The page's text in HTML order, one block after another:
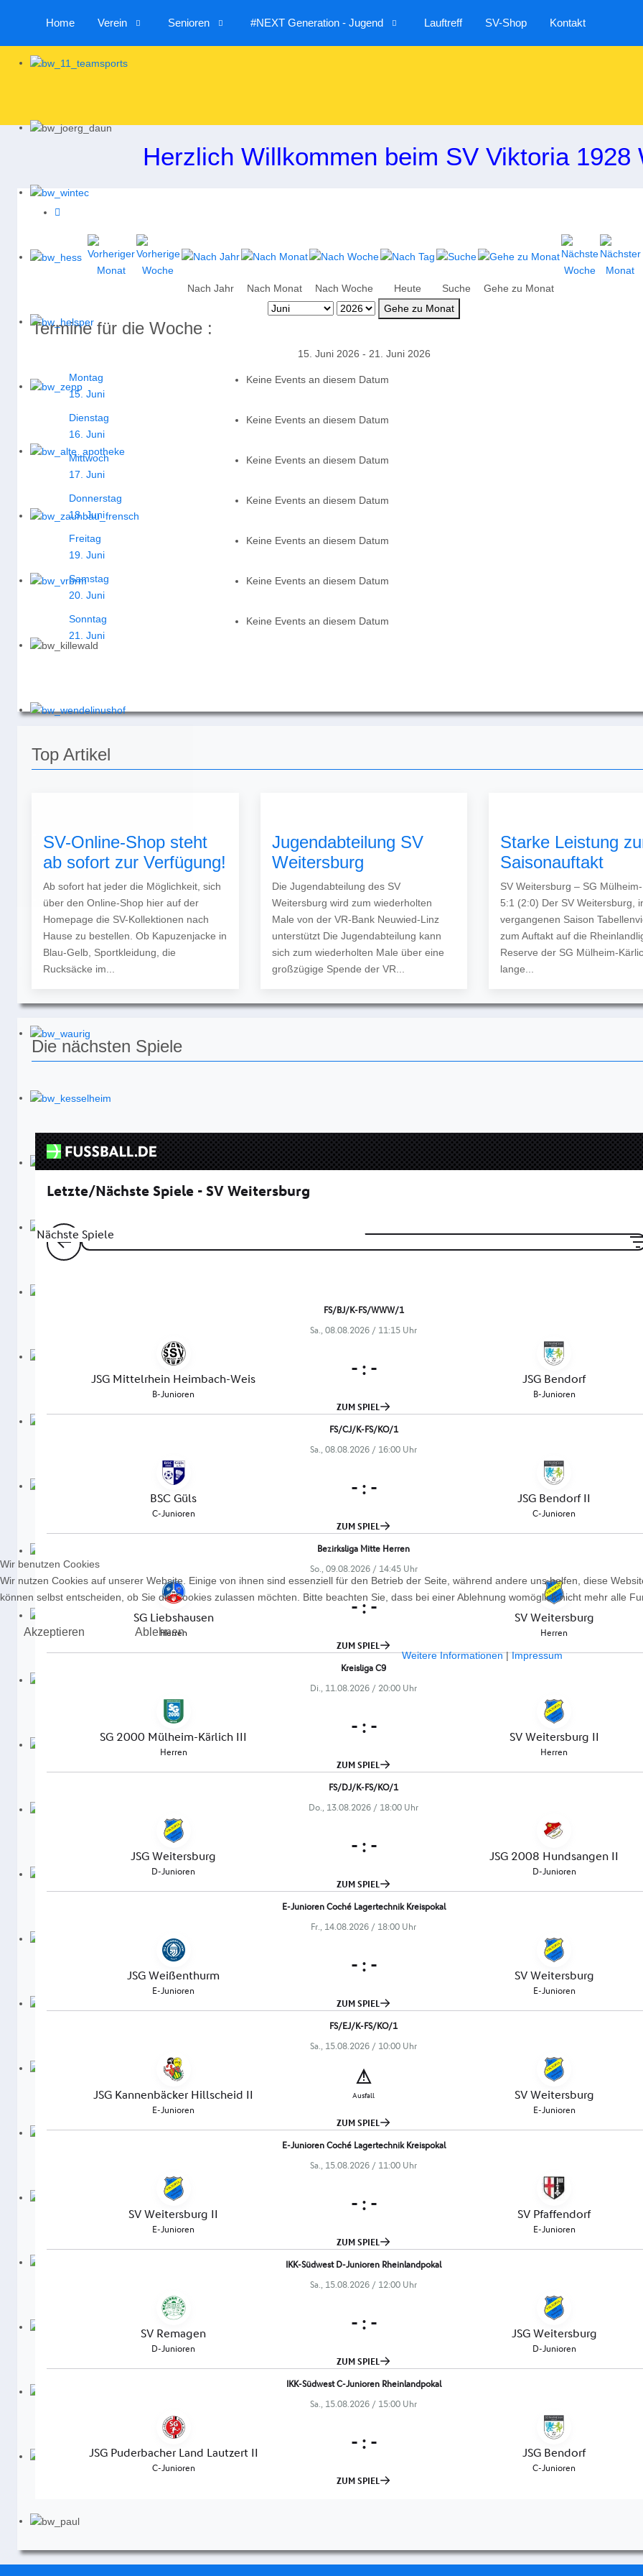
Home Verein Senioren #NEXT Generation - Jugend Lauftreff SV-Shop Kontakt
Herzlich Willkommen beim SV Viktoria 1928
Nach Jahr Nach Monat Nach Woche Heute Suche
Gehe zu Monat
Gehe zu Monat
Termine für die Woche :
15. Juni 2026 - 21. Juni 2026
Montag
15. Juni
Keine Events an diesem Datum
Dienstag
16. Juni
Keine Events an diesem Datum
Mittwoch
17. Juni
Keine Events an diesem Datum
Donnerstag
18. Juni
Keine Events an diesem Datum
Freitag
19. Juni
Keine Events an diesem Datum
Samstag
20. Juni
Keine Events an diesem Datum
Sonntag
21. Juni
Keine Events an diesem Datum
Top Artikel
SV-Online-Shop steht
ab sofort zur Verfügung!
Ab sofort hat jeder die Möglichkeit, sich
über den Online-Shop hier auf der
Homepage die SV-Kollektionen nach
Hause zu bestellen. Ob Kapuzenjacke in
Blau-Gelb, Sportkleidung, die
Rucksäcke im...
Jugendabteilung SV
Weitersburg
Die Jugendabteilung des SV
Weitersburg wird zum wiederholten
Male von der VR-Bank Neuwied-Linz
unterstützt Die Jugendabteilung kann
sich zum wiederholten Male über eine
großzügige Spende der VR...
Starke Leistung
Saisonauftakt
SV Weitersburg – SG
5:1 (2:0) Der SV Weitersburg,
vergangenen Saison
zum Auftakt auf die
Reserve der SG Mülheim-
lange...
Die nächsten Spiele
Wir benutzen Cookies
Wir nutzen Cookies auf unserer Website. Einige von ihnen sind essenziell für den Betrieb der Seite, während andere uns helfen, diese
können selbst entscheiden, ob Sie die Cookies zulassen möchten. Bitte beachten Sie, dass bei einer Ablehnung womöglich nicht mehr alle
Akzeptieren Ablehnen
Weitere Informationen|Impressum